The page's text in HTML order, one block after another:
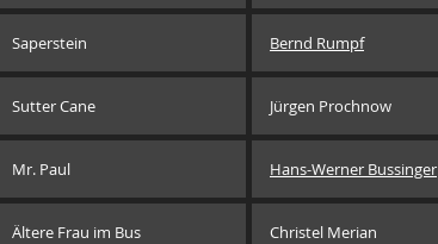
Saperstein Bernd Rumpf
Sutter Cane Jürgen Prochnow
Mr. Paul Hans-Werner Bussinger
Ältere Frau im Bus Christel Merian